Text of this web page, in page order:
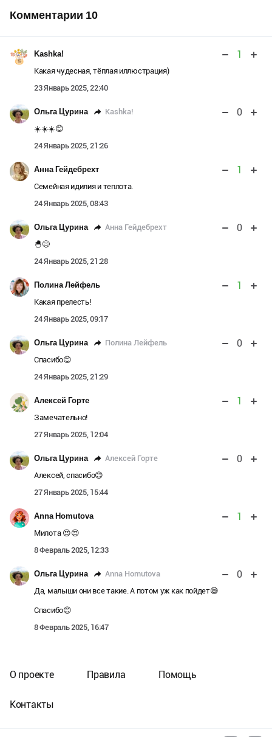
Комментарии 10
Kashka! 1
Какая чудесная, тëплая иллюстрация)
23 Январь 2025, 22:40
Ольга Цурина Kashka! 0
☀️☀️☀️😊
24 Январь 2025, 21:26
Анна Гейдебрехт 1
Семейная идилия и теплота.
24 Январь 2025, 08:43
Ольга Цурина Анна Гейдебрехт 0
🐣😊
24 Январь 2025, 21:28
Полина Лейфель 1
Какая прелесть!
24 Январь 2025, 09:17
Ольга Цурина Полина Лейфель 0
Спасибо😊
24 Январь 2025, 21:29
Алексей Горте 1
Замечательно!
27 Январь 2025, 12:04
Ольга Цурина Алексей Горте 0
Алексей, спасибо😊
27 Январь 2025, 15:44
Anna Homutova 1
Милота 😍😍
8 Февраль 2025, 12:33
Ольга Цурина Anna Homutova 0
Да, малыши они все такие. А потом уж как пойдет😅
Спасибо😊
8 Февраль 2025, 16:47
О проекте Правила Помощь
Контакты